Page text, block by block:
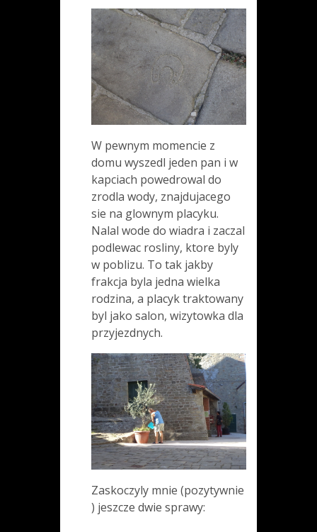
W pewnym momencie z
domu wyszedl jeden pan i w
kapciach powedrowal do
zrodla wody, znajdujacego
sie na glownym placyku.
Nalal wode do wiadra i zaczal
podlewac rosliny, ktore byly
w poblizu. To tak jakby
frakcja byla jedna wielka
rodzina, a placyk traktowany
byl jako salon, wizytowka dla
przyjezdnych.
Zaskoczyly mnie (pozytywnie
) jeszcze dwie sprawy: